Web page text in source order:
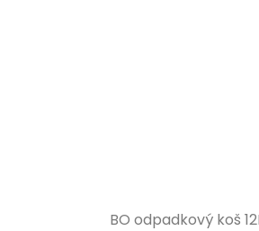
BO odpadkový koš